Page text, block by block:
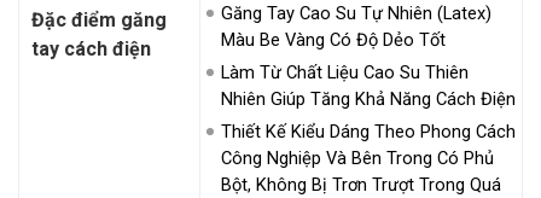
Đặc điểm găng
tay cách điện
Găng Tay Cao Su Tự Nhiên (latex)
Màu Be Vàng Có Độ Dẻo Tốt
Làm Từ Chất Liệu Cao Su Thiên
Nhiên Giúp Tăng Khả Năng Cách Điện
Thiết Kế Kiểu Dáng Theo Phong Cách
Công Nghiệp Và Bên Trong Có Phủ
Bột, Không Bị Trơn Trượt Trong Quá